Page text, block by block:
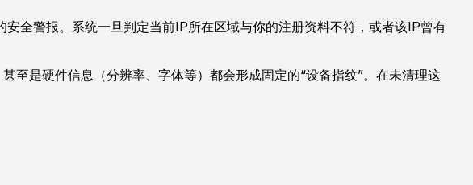
全警报。系统一旦判定当前IP所在区域与你的注册资料不符，或者该IP曾有
是硬件信息（分辨率、字体等）都会形成固定的“设备指纹”。在未清理这